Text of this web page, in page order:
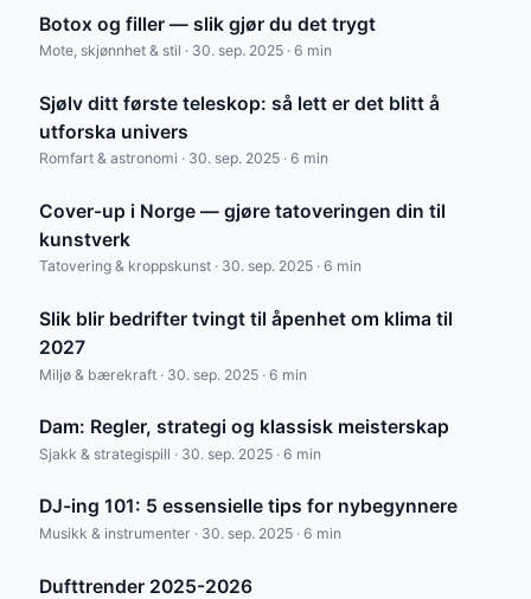
Botox og filler — slik gjør du det trygt
Mote, skjønnhet & stil · 30. sep. 2025 · 6 min
Sjølv ditt første teleskop: så lett er det blitt å
utforska univers
Romfart & astronomi · 30. sep. 2025 · 6 min
Cover-up i Norge — gjøre tatoveringen din til
kunstverk
Tatovering & kroppskunst · 30. sep. 2025 · 6 min
Slik blir bedrifter tvingt til åpenhet om klima til
2027
Miljø & bærekraft · 30. sep. 2025 · 6 min
Dam: Regler, strategi og klassisk meisterskap
Sjakk & strategispill · 30. sep. 2025 · 6 min
DJ-ing 101: 5 essensielle tips for nybegynnere
Musikk & instrumenter · 30. sep. 2025 · 6 min
Dufttrender 2025-2026